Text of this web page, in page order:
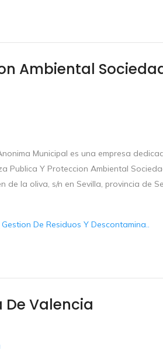
Ambiental
Municipal es una empresa
Publica Y Proteccion Ambiental
la oliva, s/n en Sevilla, provincia de
De Residuos Y Descontamina..
De Valencia